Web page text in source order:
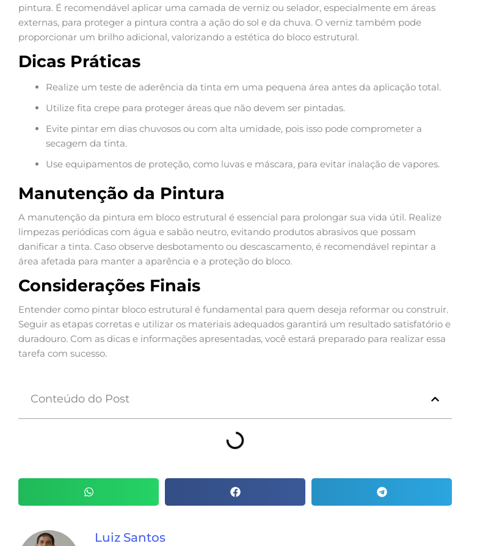
pintura. É recomendável aplicar uma camada de verniz ou selador, especialmente em áreas
externas, para proteger a pintura contra a ação do sol e da chuva. O verniz também pode
proporcionar um brilho adicional, valorizando a estética do bloco estrutural.
Dicas Práticas
Realize um teste de aderência da tinta em uma pequena área antes da aplicação total.
Utilize fita crepe para proteger áreas que não devem ser pintadas.
Evite pintar em dias chuvosos ou com alta umidade, pois isso pode comprometer a
secagem da tinta.
Use equipamentos de proteção, como luvas e máscara, para evitar inalação de vapores.
Manutenção da Pintura
A manutenção da pintura em bloco estrutural é essencial para prolongar sua vida útil. Realize
limpezas periódicas com água e sabão neutro, evitando produtos abrasivos que possam
danificar a tinta. Caso observe desbotamento ou descascamento, é recomendável repintar a
área afetada para manter a aparência e a proteção do bloco.
Considerações Finais
Entender como pintar bloco estrutural é fundamental para quem deseja reformar ou construir.
Seguir as etapas corretas e utilizar os materiais adequados garantirá um resultado satisfatório e
duradouro. Com as dicas e informações apresentadas, você estará preparado para realizar essa
tarefa com sucesso.
Conteúdo do Post
Luiz Santos